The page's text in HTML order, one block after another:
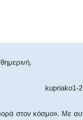
στον κόσμο». Με